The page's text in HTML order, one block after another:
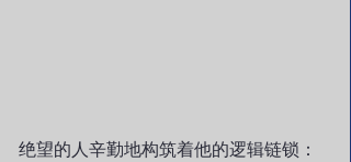
绝望的人辛勤地构筑着他的逻辑链锁：